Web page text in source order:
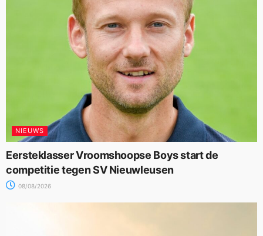
NIEUWS
Eersteklasser Vroomshoopse Boys start de
competitie tegen SV Nieuwleusen
08/08/2026